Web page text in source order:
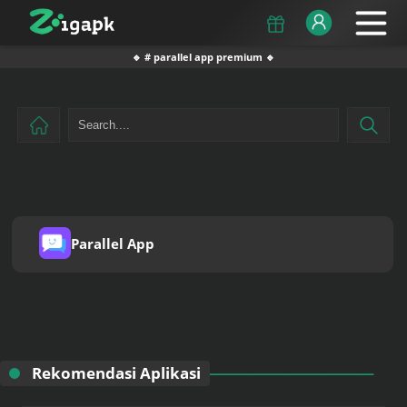
🔹 # parallel app premium 🔹
Parallel App
Rekomendasi Aplikasi